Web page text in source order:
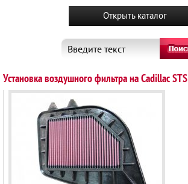
Введите текст
Установка воздушного фильтра на Cadillac STS